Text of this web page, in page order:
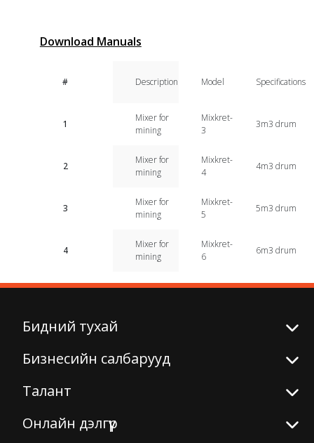
Download Manuals
# Description Model Specifications
1
Mixer for
mining
Mixkret-
3
3m3 drum
2
Mixer for
mining
Mixkret-
4
4m3 drum
3
Mixer for
mining
Mixkret-
5
5m3 drum
4
Mixer for
mining
Mixkret-
6
6m3 drum
Бидний тухай
Бизнесийн салбарууд
Талант
Онлайн дэлгүүр